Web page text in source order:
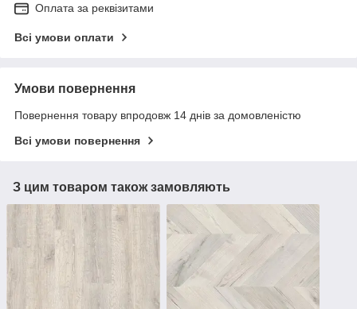
Оплата за реквізитами
Всі умови оплати
Умови повернення
Повернення товару впродовж 14 днів за домовленістю
Всі умови повернення
З цим товаром також замовляють